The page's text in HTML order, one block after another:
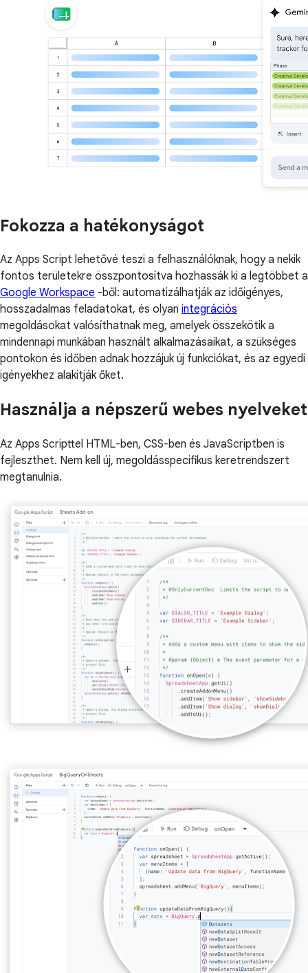
Fokozza a hatékonyságot
Az Apps Script lehetővé teszi a felhasználóknak, hogy a nekik
fontos területekre összpontosítva hozhassák ki a legtöbbet a
Google Workspace -ből: automatizálhatják az időigényes,
hosszadalmas feladatokat, és olyan integrációs
megoldásokat valósíthatnak meg, amelyek összekötik a
mindennapi munkában használt alkalmazásaikat, a szükséges
pontokon és időben adnak hozzájuk új funkciókat, és az egyedi
igényekhez alakítják őket.
Használja a népszerű webes nyelveket
Az Apps Scripttel HTML-ben, CSS-ben és JavaScriptben is
fejleszthet. Nem kell új, megoldásspecifikus keretrendszert
megtanulnia.